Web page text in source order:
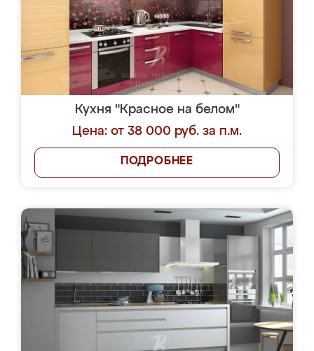
Кухня "Красное на белом"
Цена: от 38 000 руб. за п.м.
ПОДРОБНЕЕ